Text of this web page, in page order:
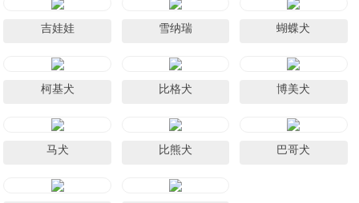
吉娃娃 雪纳瑞 蝴蝶犬
柯基犬 比格犬 博美犬
马犬 比熊犬 巴哥犬